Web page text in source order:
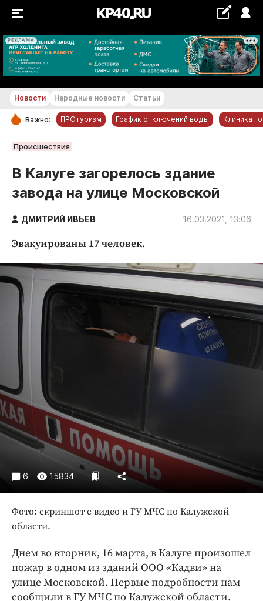
РЕКЛАМА
+20...+21 °С
РУБРИКИ
Новости компаний
Статьи
Народные новости
Благоустройство
Криминал
Культура
Недвижимость и ЖКХ
Образование
Общество
Происшествия
Спорт
Экономика и бизнес
ПРОЕКТЫ
Блоги
Издания
Медиаперсона
Интересное чтиво
Клиника года
Бренд года
Работодатель года
Новости Народные новости Статьи
Важно: ПРОтуризм График отключений воды Клиника
Происшествия
В Калуге загорелось здание
завода на улице Московской
ДМИТРИЙ ИВЬЕВ 16.03.2021, 13:06
Эвакуированы 17 человек.
6 15834
Фото: скриншот с видео и ГУ МЧС по Калужской
области.
Днем во вторник, 16 марта, в Калуге произошел
пожар в одном из зданий ООО «Кадви» на
улице Московской. Первые подробности нам
сообщили в ГУ МЧС по Калужской области.